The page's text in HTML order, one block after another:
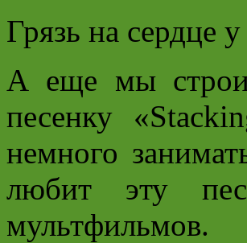
Грязь на сердце у
А еще мы
песенку
немного
любит эту
мультфильмов.